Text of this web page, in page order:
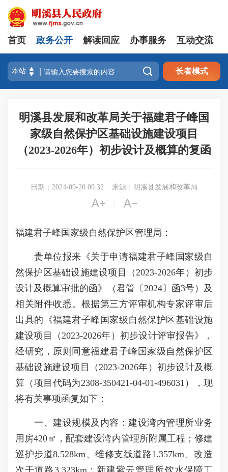
首页 政务公开 解读回应 办事服务 互动交流
 长者模式
明溪县发展和改革局关于福建君子峰国
家级自然保护区基础设施建设项目
（2023-2026年）初步设计及概算的复函
日期：2024-09-20 09:32 来源：明溪县发展和改革局
 
福建君子峰国家级自然保护区管理局：
贵单位报来《关于申请福建君子峰国家级自
然保护区基础设施建设项目（2023-2026年）初步
设计及概算审批的函》（君管〔2024〕函3号）及
相关附件收悉。根据第三方评审机构专家评审后
出具的《福建君子峰国家级自然保护区基础设施
建设项目（2023-2026年）初步设计评审报告》，
经研究，原则同意福建君子峰国家级自然保护区
基础设施建设项目（2023-2026年）初步设计及概
算（项目代码为2308-350421-04-01-496031），现
将有关事项函复如下：
一、建设规模及内容：建设湾内管理所业务
用房420㎡，配套建设湾内管理所附属工程；修建
巡护步道8.528km、维修支线道路1.357km、改造
次干道路3.323km；新建紫云管理所饮水保障工